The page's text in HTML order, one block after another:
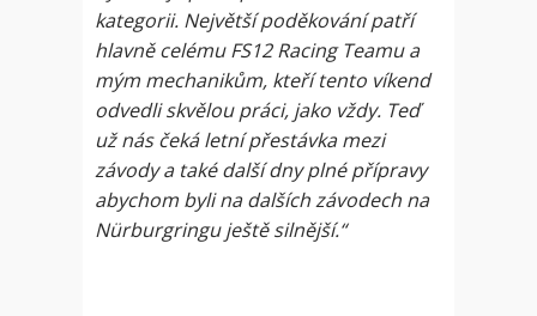
kategorii. Největší poděkování patří
hlavně celému FS12 Racing Teamu a
mým mechanikům, kteří tento víkend
odvedli skvělou práci, jako vždy. Teď
už nás čeká letní přestávka mezi
závody a také další dny plné přípravy
abychom byli na dalších závodech na
Nürburgringu ještě silnější.“